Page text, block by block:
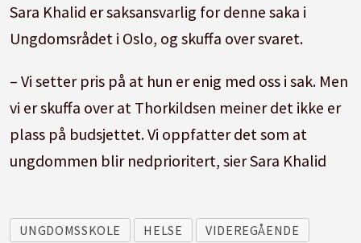
Sara Khalid er saksansvarlig for denne saka i
Ungdomsrådet i Oslo, og skuffa over svaret.
– Vi setter pris på at hun er enig med oss i sak. Men
vi er skuffa over at Thorkildsen meiner det ikke er
plass på budsjettet. Vi oppfatter det som at
ungdommen blir nedprioritert, sier Sara Khalid
UNGDOMSSKOLE HELSE
VIDEREGÅENDE